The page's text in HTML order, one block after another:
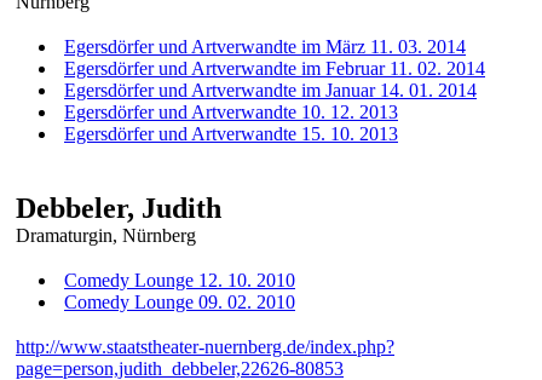
Egersdörfer und Artverwandte im März 11. 03. 2014
Egersdörfer und Artverwandte im Februar 11. 02. 2014
Egersdörfer und Artverwandte im Januar 14. 01. 2014
Egersdörfer und Artverwandte 10. 12. 2013
Egersdörfer und Artverwandte 15. 10. 2013
Debbeler, Judith
Dramaturgin, Nürnberg
Comedy Lounge 12. 10. 2010
Comedy Lounge 09. 02. 2010
http://www.staatstheater-nuernberg.de/index.php?
page=person,judith_debbeler,22626-80853